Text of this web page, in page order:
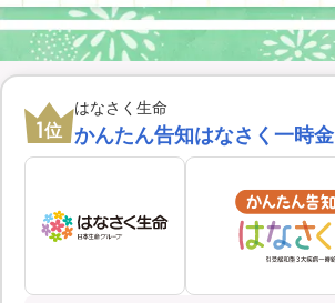
1位
はなさく生命
かんたん告知はなさく一時金